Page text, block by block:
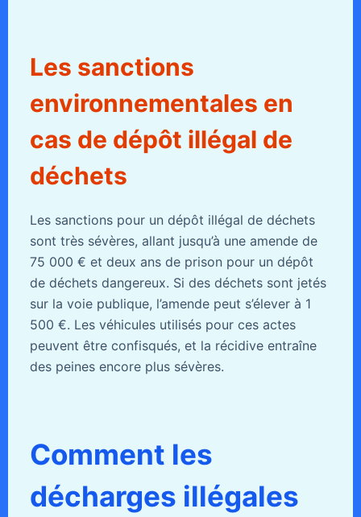
Les sanctions
environnementales en
cas de dépôt illégal de
déchets
Les sanctions pour un dépôt illégal de déchets
sont très sévères, allant jusqu’à une amende de
75 000 € et deux ans de prison pour un dépôt
de déchets dangereux. Si des déchets sont jetés
sur la voie publique, l’amende peut s’élever à 1
500 €. Les véhicules utilisés pour ces actes
peuvent être confisqués, et la récidive entraîne
des peines encore plus sévères.
Comment les
décharges illégales